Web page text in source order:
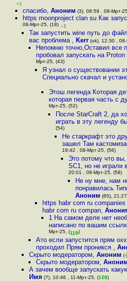
+1
спасибо, Аноним (3), 08:59 , 08-Мрт-
https moonproject clan su Как
08-Мрт-25, (18) –1
Так запустить wine путь до
вас проблема , Kerr (ok), 12:30 ,
Непомню точно,Оставил все
пробовал запускать на Proton
Мрт-25, (43)
Я узнал о существовании
Специально скачал и
Этош легенда Которая
которая первая часть с
Мрт-25, (52)
После StarCraft 2, да
играть в эту легенду
(54)
Не старкрафт это
зашел Там
19:42 , 08-Мрт-25, (56)
Это потому что
SC1, но не играли
20:01 , 08-Мрт-25, (58)
Не ну мне, нам
понравилась
Аноним (65),
https habr com ru
habr com ru compan,
1 На самом деле нет
написано по вашим
Мрт-25, (119)
Ато если запустится прям
проходил Прям проникся ,
Скрыто модератором,Аноним
Скрыто модератором,
А зачем вообще запускать
Имя (?), 10:46 , 11-Мрт-25, (128)